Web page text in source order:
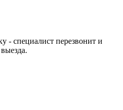
- специалист перезвонит и